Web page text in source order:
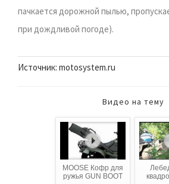
пачкается дорожной пылью,
при дождливой погоде).
Источник: motosystem.ru
Видео на тему
MOOSE Кофр для
ружья GUN BOOT